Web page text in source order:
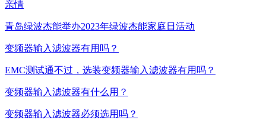
亲情
青岛绿波杰能举办2023年绿波杰能家庭日活动
变频器输入滤波器有用吗？
EMC测试通不过，选装变频器输入滤波器有用吗？
变频器输入滤波器有什么用？
变频器输入滤波器必须选用吗？